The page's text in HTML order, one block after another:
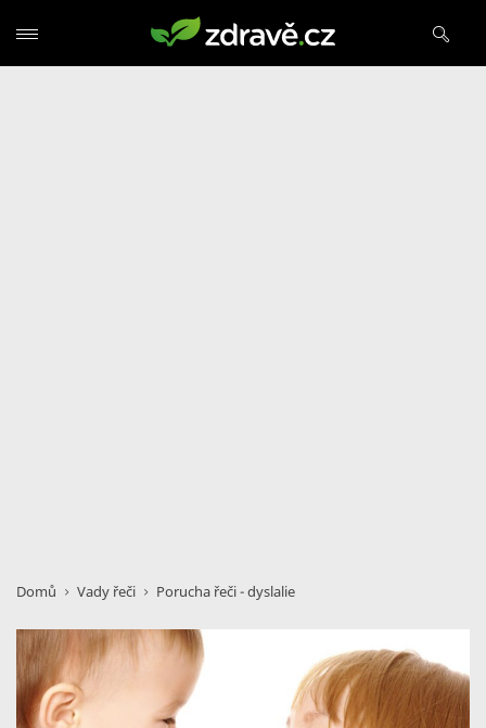
Domů Vady řeči Porucha řeči - dyslalie